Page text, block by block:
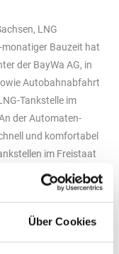
Über Cookies
LNG
Bauzeit hat
der BayWa AG, in
Autobahnabfahrt
Tankstelle im
der Automaten-
und komfortabel
im Freistaat
den BayWa LNG-
Eching bei
Erlensee bei
und Gersthofen bei
Station der BayWa.